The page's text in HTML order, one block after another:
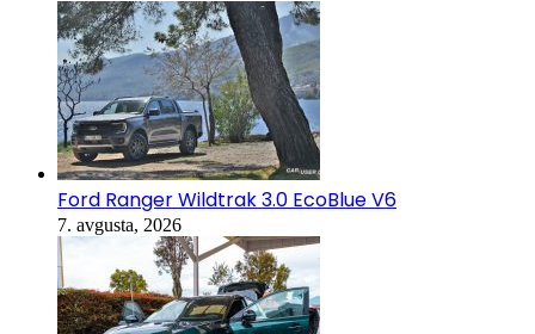
Ford Ranger Wildtrak 3.0 EcoBlue V6
7. avgusta, 2026